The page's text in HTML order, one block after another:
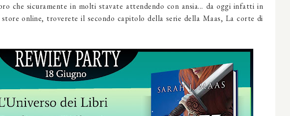
che sicuramente in molti stavate attendendo con ansia... da oggi infatti in
online, troverete il secondo capitolo della serie della Maas, La corte di